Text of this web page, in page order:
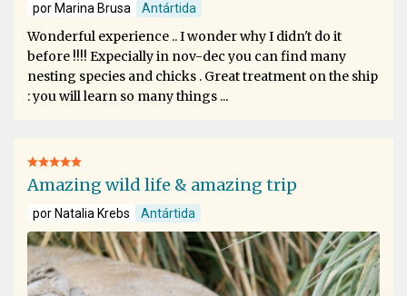
por Marina Brusa Antártida
Wonderful experience .. I wonder why I didn't do it
before !!!! Expecially in nov-dec you can find many
nesting species and chicks . Great treatment on the ship
: you will learn so many things ...
Amazing wild life & amazing trip
por Natalia Krebs Antártida